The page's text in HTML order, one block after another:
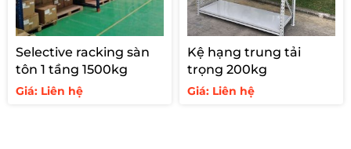
Selective racking sàn
tôn 1 tầng 1500kg
Giá: Liên hệ
Kệ hạng trung tải
trọng 200kg
Giá: Liên hệ